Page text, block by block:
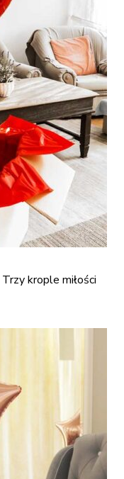
krople miłości